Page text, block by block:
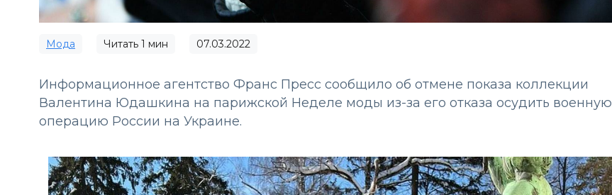
Мода Читать 1 мин 07.03.2022
Информационное агентство Франс Пресс сообщило об отмене показа коллекции
Валентина Юдашкина на парижской Неделе моды из-за его отказа осудить военную
операцию России на Украине.